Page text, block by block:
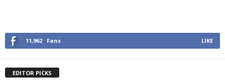
11,962 Fans LIKE
EDITOR PICKS